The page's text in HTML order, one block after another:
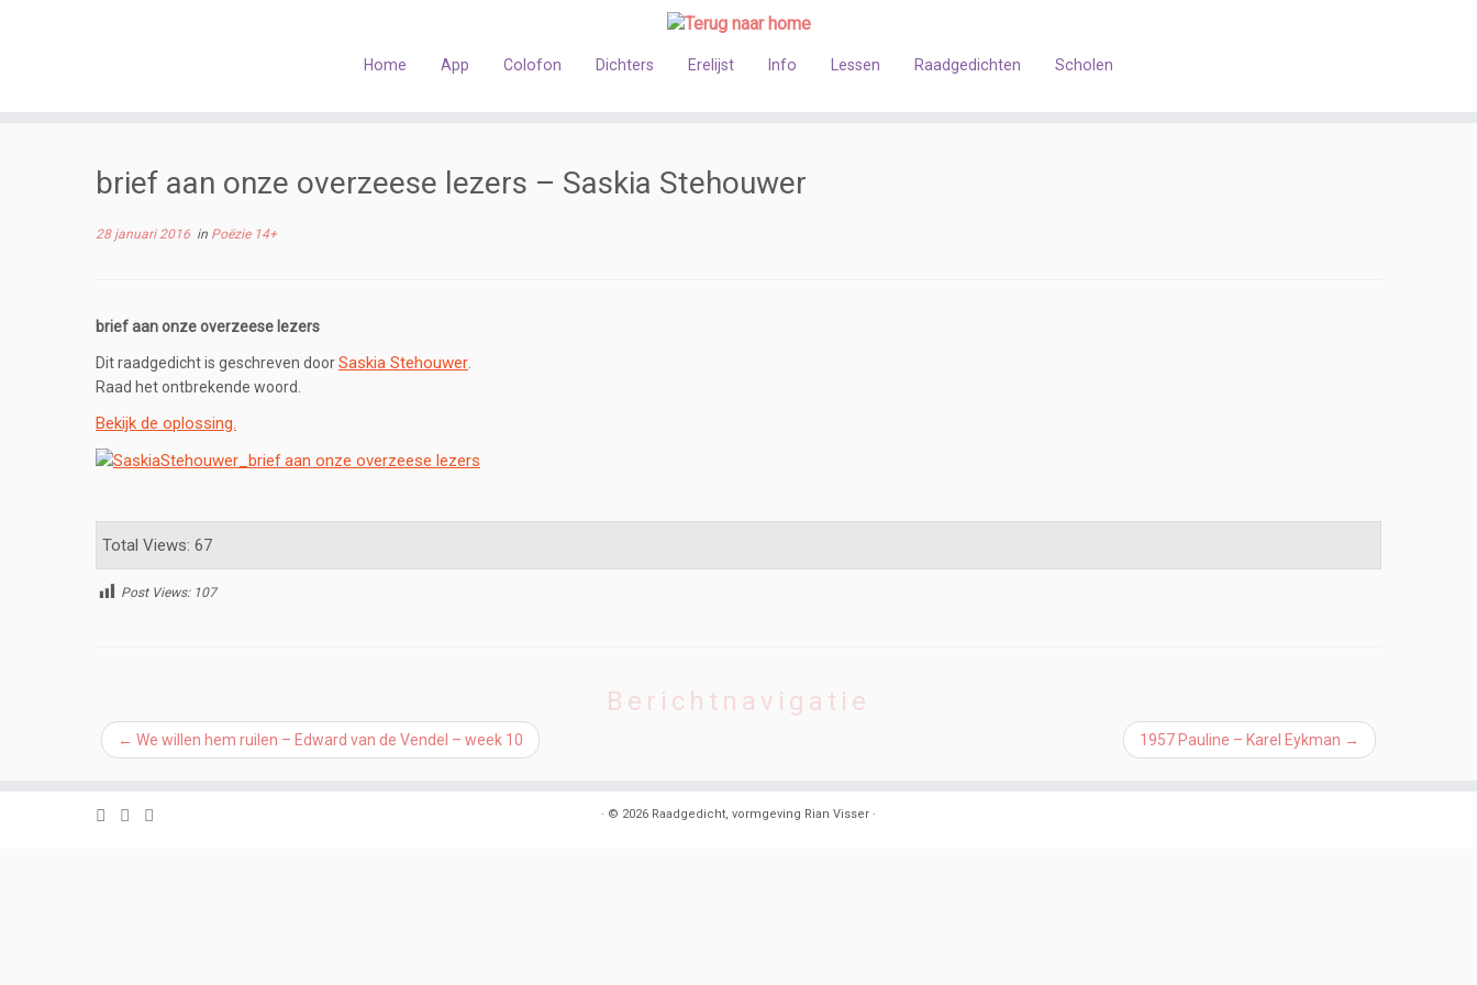
Home App Colofon Dichters Erelijst Info Lessen Raadgedichten Scholen
brief aan onze overzeese lezers – Saskia Stehouwer
28 januari 2016 in Poëzie 14+
brief aan onze overzeese lezers
Dit raadgedicht is geschreven doorSaskia Stehouwer
Raad het ontbrekende woord.
Bekijk de oplossing.
Total Views: 67
Post Views: 107
Berichtnavigatie
← We willen hem ruilen – Edward van de Vendel – week 10 1957 Pauline – Karel Eykman →
· © 2026 Raadgedicht, vormgeving Rian Visser ·